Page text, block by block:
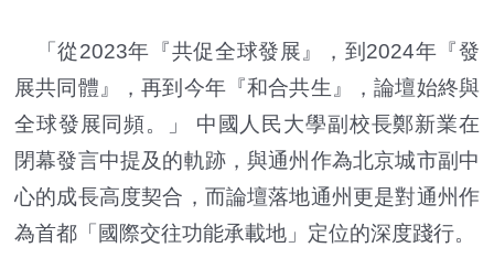
「從2023年『共促全球發展』，到2024年『發
展共同體』，再到今年『和合共生』，論壇始終與
全球發展同頻。」 中國人民大學副校長鄭新業在
閉幕發言中提及的軌跡，與通州作為北京城市副中
心的成長高度契合，而論壇落地通州更是對通州作
為首都「國際交往功能承載地」定位的深度踐行。